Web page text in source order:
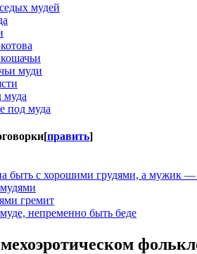
мудей
муди
муда
под муда
[править]
быть с хорошими грудями, а мужик —
гремит
муде, непременно быть беде